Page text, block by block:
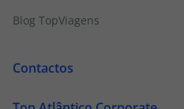
Blog TopViagens
Contactos